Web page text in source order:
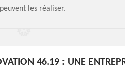
les réaliser.
46.19 : UNE